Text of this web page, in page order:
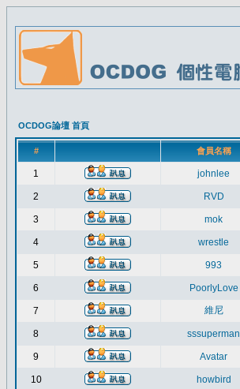
OCDOG論壇 首頁
# 會員名稱
1 johnlee
2 RVD
3 mok
4 wrestle
5 993
6 PoorlyLove
7 維尼
8 sssuperman
9 Avatar
10 howbird